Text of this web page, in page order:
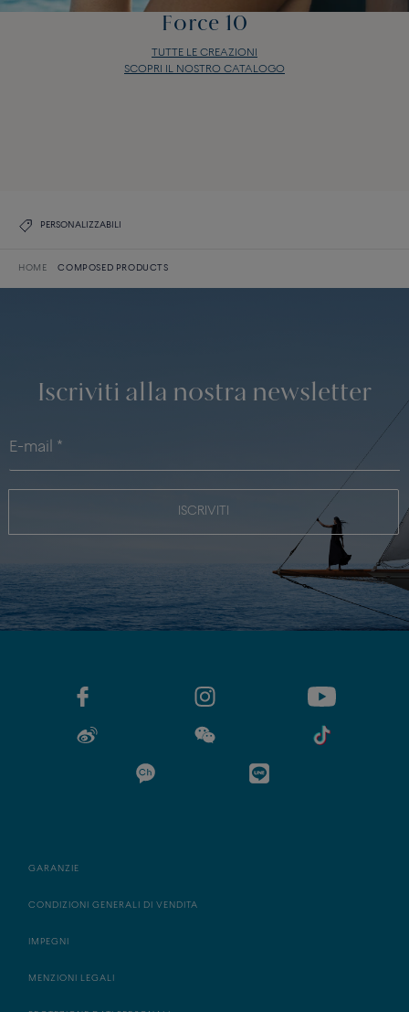
Force 10
TUTTE LE CREAZIONI
SCOPRI IL NOSTRO CATALOGO
PERSONALIZZABILI
HOME COMPOSED PRODUCTS
Iscriviti alla nostra newsletter
ISCRIVITI
GARANZIE
CONDIZIONI GENERALI DI VENDITA
IMPEGNI
MENZIONI LEGALI